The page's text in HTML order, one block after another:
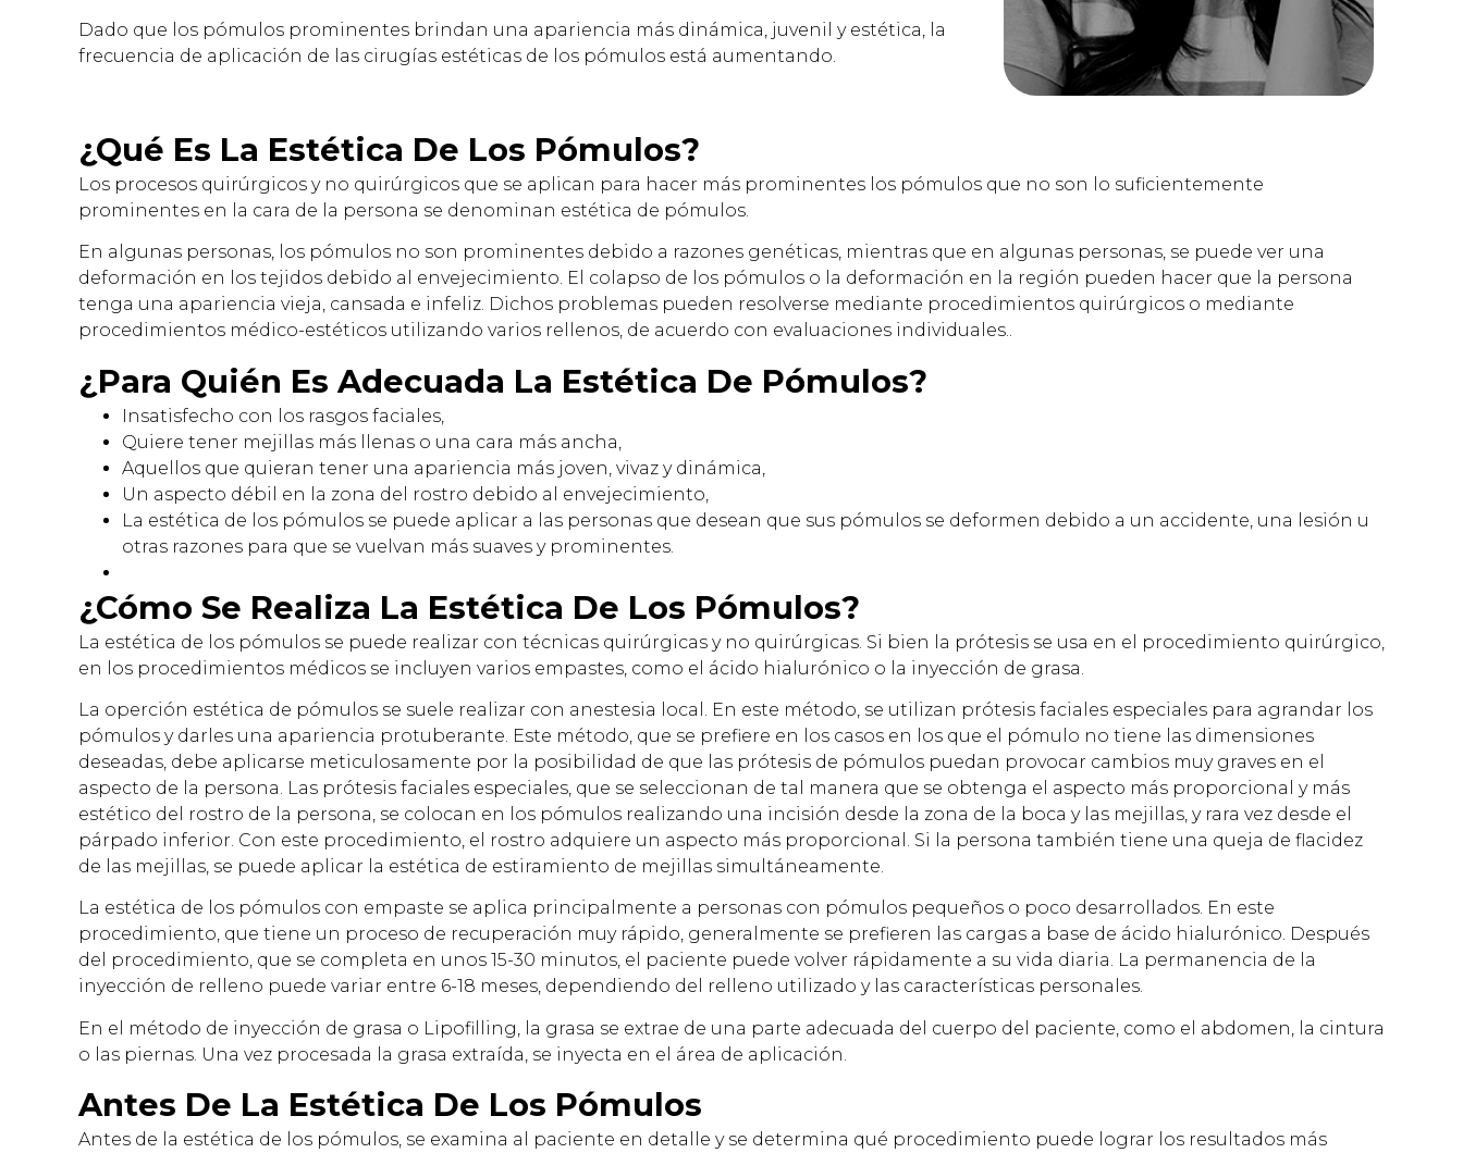
Dado que los pómulos prominentes brindan una apariencia más dinámica, juvenil y estética, la
frecuencia de aplicación de las cirugías estéticas de los pómulos está aumentando.
¿Qué Es La Estética De Los Pómulos?
Los procesos quirúrgicos y no quirúrgicos que se aplican para hacer más prominentes los pómulos que no son lo suficientemente
prominentes en la cara de la persona se denominan estética de pómulos.
En algunas personas, los pómulos no son prominentes debido a razones genéticas, mientras que en algunas personas, se puede ver una
deformación en los tejidos debido al envejecimiento. El colapso de los pómulos o la deformación en la región pueden hacer que la persona
tenga una apariencia vieja, cansada e infeliz. Dichos problemas pueden resolverse mediante procedimientos quirúrgicos o mediante
procedimientos médico-estéticos utilizando varios rellenos, de acuerdo con evaluaciones individuales..
¿Para Quién Es Adecuada La Estética De Pómulos?
Insatisfecho con los rasgos faciales,
Quiere tener mejillas más llenas o una cara más ancha,
Aquellos que quieran tener una apariencia más joven, vivaz y dinámica,
Un aspecto débil en la zona del rostro debido al envejecimiento,
La estética de los pómulos se puede aplicar a las personas que desean que sus pómulos se deformen debido a un accidente, una lesión u
otras razones para que se vuelvan más suaves y prominentes.
¿Cómo Se Realiza La Estética De Los Pómulos?
La estética de los pómulos se puede realizar con técnicas quirúrgicas y no quirúrgicas. Si bien la prótesis se usa en el procedimiento quirúrgico,
en los procedimientos médicos se incluyen varios empastes, como el ácido hialurónico o la inyección de grasa.
La operción estética de pómulos se suele realizar con anestesia local. En este método, se utilizan prótesis faciales especiales para agrandar los
pómulos y darles una apariencia protuberante. Este método, que se prefiere en los casos en los que el pómulo no tiene las dimensiones
deseadas, debe aplicarse meticulosamente por la posibilidad de que las prótesis de pómulos puedan provocar cambios muy graves en el
aspecto de la persona. Las prótesis faciales especiales, que se seleccionan de tal manera que se obtenga el aspecto más proporcional y más
estético del rostro de la persona, se colocan en los pómulos realizando una incisión desde la zona de la boca y las mejillas, y rara vez desde el
párpado inferior. Con este procedimiento, el rostro adquiere un aspecto más proporcional. Si la persona también tiene una queja de flacidez
de las mejillas, se puede aplicar la estética de estiramiento de mejillas simultáneamente.
La estética de los pómulos con empaste se aplica principalmente a personas con pómulos pequeños o poco desarrollados. En este
procedimiento, que tiene un proceso de recuperación muy rápido, generalmente se prefieren las cargas a base de ácido hialurónico. Después
del procedimiento, que se completa en unos 15-30 minutos, el paciente puede volver rápidamente a su vida diaria. La permanencia de la
inyección de relleno puede variar entre 6-18 meses, dependiendo del relleno utilizado y las características personales.
En el método de inyección de grasa o Lipofilling, la grasa se extrae de una parte adecuada del cuerpo del paciente, como el abdomen, la cintura
o las piernas. Una vez procesada la grasa extraída, se inyecta en el área de aplicación.
Antes De La Estética De Los Pómulos
Antes de la estética de los pómulos, se examina al paciente en detalle y se determina qué procedimiento puede lograr los resultados más